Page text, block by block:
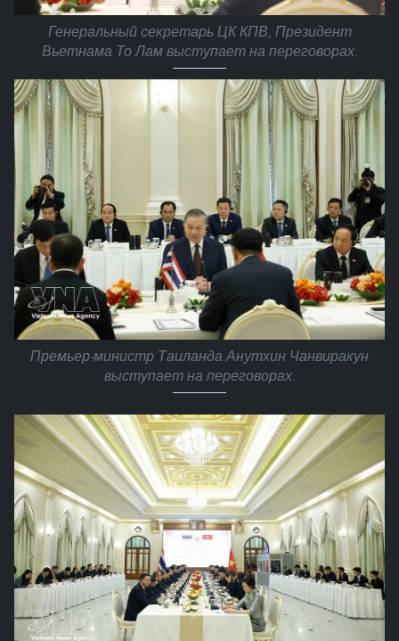
Генеральный секретарь ЦК КПВ, Президент
Вьетнама То Лам выступает на переговорах.
Премьер-министр Таиланда Анутхин Чанвиракун
выступает на переговорах.